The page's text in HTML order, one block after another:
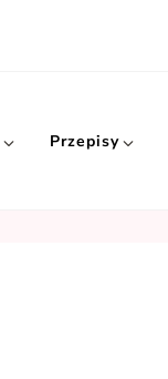
Przepisy